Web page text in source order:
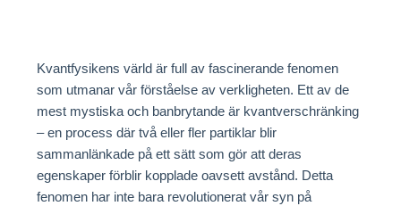
Kvantfysikens värld är full av fascinerande fenomen
som utmanar vår förståelse av verkligheten. Ett av de
mest mystiska och banbrytande är kvantverschränking
– en process där två eller fler partiklar blir
sammanlänkade på ett sätt som gör att deras
egenskaper förblir kopplade oavsett avstånd. Detta
fenomen har inte bara revolutionerat vår syn på